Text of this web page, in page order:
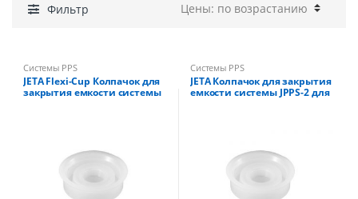
Фильтр
Системы PPS
JETA Flexi-Cup Колпачок для
закрытия емкости системы
Системы PPS
JETA Колпачок для закрытия
емкости системы JPPS-2 для